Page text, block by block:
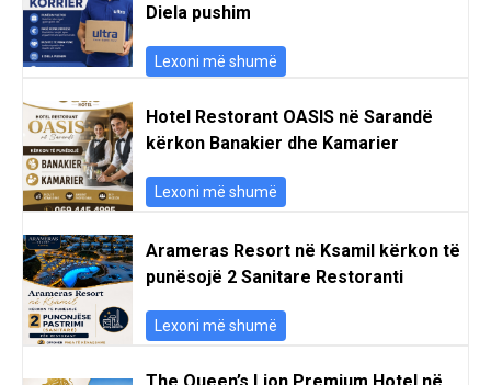
Diela pushim
Lexoni më shumë
Hotel Restorant OASIS në Sarandë
kërkon Banakier dhe Kamarier
Lexoni më shumë
Arameras Resort në Ksamil kërkon të
punësojë 2 Sanitare Restoranti
Lexoni më shumë